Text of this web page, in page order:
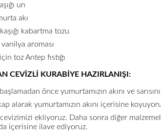
un
akı
kabartma tozu
aroması
toz Antep fıstığı
CEVİZLİ KURABİYE HAZIRLANIŞI:
önce yumurtamızın akını ve
alarak yumurtamızın akını içerisine
ekliyoruz. Daha sonra diğer
içerisine ilave ediyoruz.